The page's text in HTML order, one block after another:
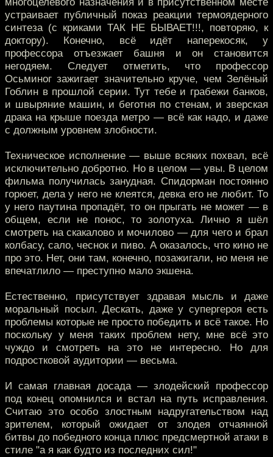
устраивает публичный показ реакции термоядерного
синтеза (с криками ТАК НЕ БЫВАЕТ!!!, повторяю, к
доктору). Конечно, всё идёт наперекосяк, у
профессора отъезжает башня и он становится
негодяем. Следует отметить, что профессор
Осьминог зажигает значительно круче, чем Зелёный
Гоблин в прошлой серии. Тут тебе и грабежи банков,
и швыряние машин, и беготня по стенам, и зверская
драка на крыше поезда метро — всё как надо, и даже
с должным уровнем злобности.
Техническое исполнение — выше всяких похвал, всё
исключительно добротно. Но в целом — увы. В целом
фильма получилась занудная. Спидорман постоянно
горюет, дела у него не клеятся, девка его не любит. То
у него паутина пропадёт, то он прыгать не может — в
общем, если не понос, то золотуха. Лично я шёл
смотреть на скакалово и мочилово — для чего и брал
колбасу, сало, чеснок и пиво. А оказалось, что кино не
про это. Нет, они там, конечно, позажигали, но меня не
впечатлило — преступно мало экшена.
Естественно, присутствует здравая мысль и даже
моральный посыл. Дескать, даже у супергероя есть
проблемы которые не просто победить и всё такое. Но
поскольку у меня таких проблем нету, мне всё это
чуждо и смотреть на это не интересно. Но для
подростковой аудитории — весьма.
И самая главная досада — злодейский профессор
под конец опомнился и встал на путь исправления.
Считаю это особо злостным надругательством над
зрителем, который ожидает от злодея отчаянной
битвы до победного конца плюс предсмертной атаки в
стиле "а я как будто из последних сил!"